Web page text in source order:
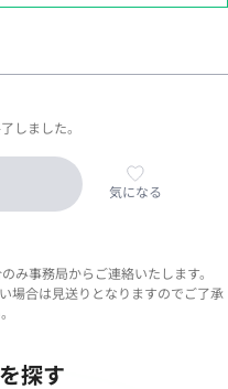
しました。
気になる
み事務局からご連絡いたします。
場合は見送りとなりますのでご了承
探す